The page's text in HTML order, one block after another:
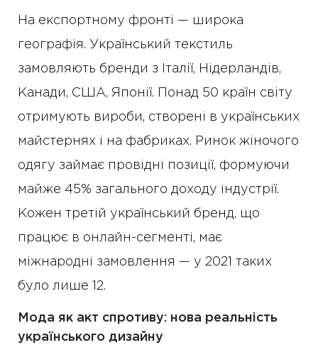
На експортному фронті — широка
географія. Український текстиль
замовляють бренди з Італії, Нідерландів,
Канади, США, Японії. Понад 50 країн світу
отримують вироби, створені в українських
майстернях і на фабриках. Ринок жіночого
одягу займає провідні позиції, формуючи
майже 45% загального доходу індустрії.
Кожен третій український бренд, що
працює в онлайн-сегменті, має
міжнародні замовлення — у 2021 таких
було лише 12.
Мода як акт спротиву: нова реальність
українського дизайну